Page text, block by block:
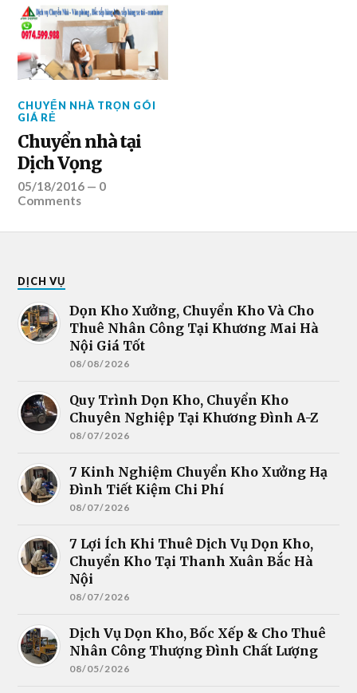
CHUYỂN NHÀ TRỌN GÓI
GIÁ RẺ
Chuyển nhà tại
Dịch Vọng
05/18/2016 — 0
Comments
DỊCH VỤ
Dọn Kho Xưởng, Chuyển Kho Và Cho
Thuê Nhân Công Tại Khương Mai Hà
Nội Giá Tốt
08/08/2026
Quy Trình Dọn Kho, Chuyển Kho
Chuyên Nghiệp Tại Khương Đình A-Z
08/07/2026
7 Kinh Nghiệm Chuyển Kho Xưởng Hạ
Đình Tiết Kiệm Chi Phí
08/07/2026
7 Lợi Ích Khi Thuê Dịch Vụ Dọn Kho,
Chuyển Kho Tại Thanh Xuân Bắc Hà
Nội
08/07/2026
Dịch Vụ Dọn Kho, Bốc Xếp & Cho Thuê
Nhân Công Thượng Đình Chất Lượng
08/05/2026